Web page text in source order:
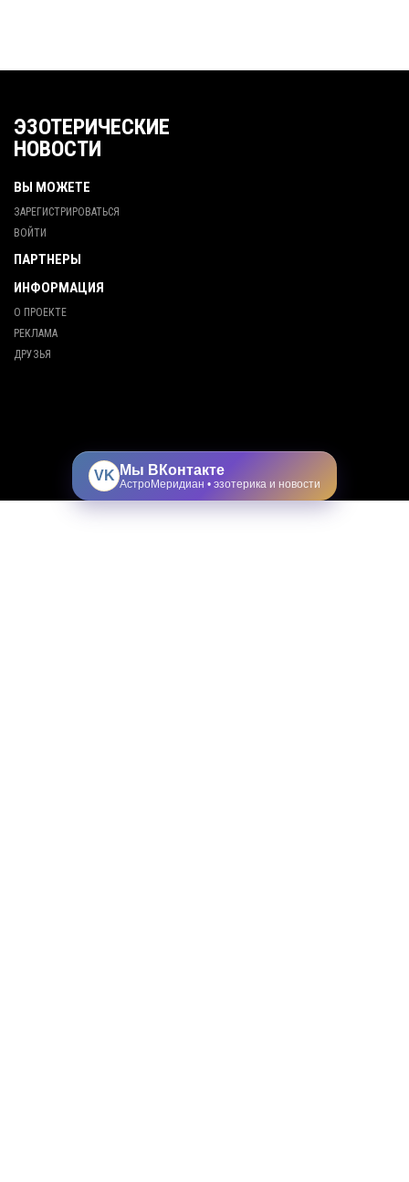
ЭЗОТЕРИЧЕСКИЕ
НОВОСТИ
ВЫ МОЖЕТЕ
ЗАРЕГИСТРИРОВАТЬСЯ
ВОЙТИ
ПАРТНЕРЫ
ИНФОРМАЦИЯ
О ПРОЕКТЕ
РЕКЛАМА
ДРУЗЬЯ
VK Мы ВКонтакте
АстроМеридиан • эзотерика и новости